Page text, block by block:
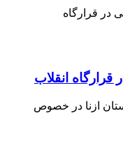
انقلاب